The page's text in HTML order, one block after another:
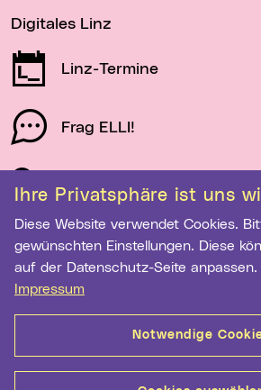
Ihre Privatsphäre ist uns
Diese Website verwendet Cookies. Bitte wählen Sie Ihre
gewünschten Einstellungen. Diese
auf der Datenschutz-Seite anpassen.
Impressum
Notwendige
Digitales Linz
Linz-Termine
Frag ELLI!
Schau auf Linz
Newsletter-Anmeldung
E-Mail-Adresse eingeben
Anmelden